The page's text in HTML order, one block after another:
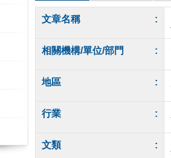
文章名稱 :
相關機構/單位/部門 :
地區 :
行業 :
文類 :